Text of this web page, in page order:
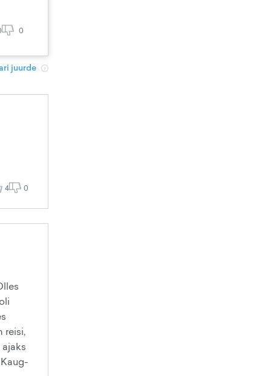
0
juurde
4 0
reisi,